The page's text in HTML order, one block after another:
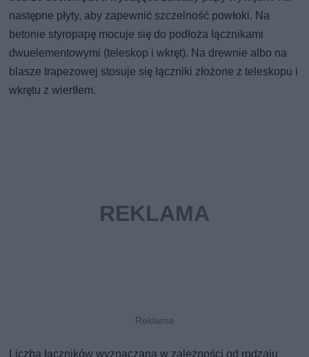
następne płyty, aby zapewnić szczelność powłoki. Na
betonie styropapę mocuje się do podłoża łącznikami
dwuelementowymi (teleskop i wkręt). Na drewnie albo na
blasze trapezowej stosuje się łączniki złożone z teleskopu i
wkrętu z wiertłem.
Liczba łączników wyznaczana w zależności od rodzaju